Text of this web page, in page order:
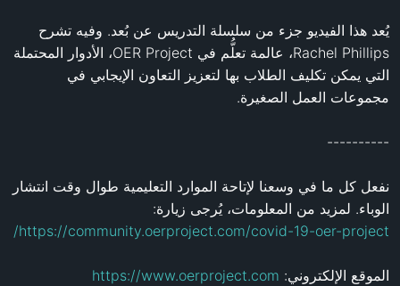
الوباء. لمزيد من المعلومات، يُرجى زيارة:
https://community.oerproject.com/covid-19-oer-project/
الموقع الإلكتروني: https://www.oerproject.com